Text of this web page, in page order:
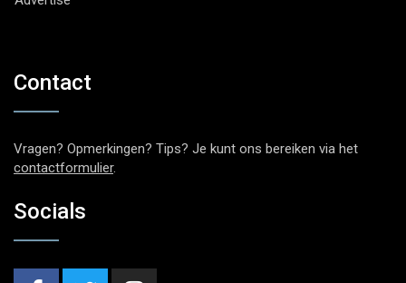
Contact
Vragen? Opmerkingen? Tips? Je kunt ons bereiken via het
contactformulier.
Socials